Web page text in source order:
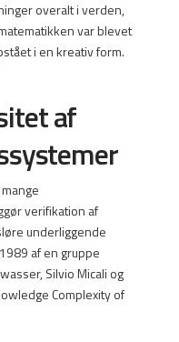
overalt i verden,
var blevet
i en kreativ form.
af
verifikation af
underliggende
af en gruppe
Silvio Micali og
Complexity of